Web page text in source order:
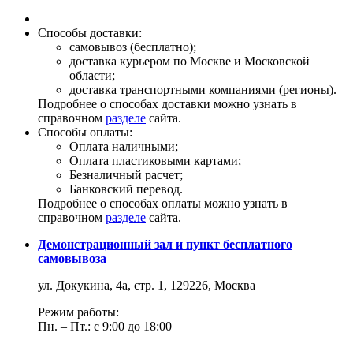
Способы доставки:
самовывоз (бесплатно);
доставка курьером по Москве и Московской
области;
доставка транспортными компаниями (регионы).
Подробнее о способах доставки можно узнать в
справочном разделе сайта.
Способы оплаты:
Оплата наличными;
Оплата пластиковыми картами;
Безналичный расчет;
Банковский перевод.
Подробнее о способах оплаты можно узнать в
справочном разделе сайта.
Демонстрационный зал и пункт бесплатного
самовывоза
ул. Докукина, 4а, стр. 1, 129226, Москва
Режим работы:
Пн. – Пт.: с 9:00 до 18:00